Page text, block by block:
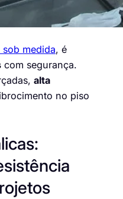
medida, é
com segurança.
alta
no piso